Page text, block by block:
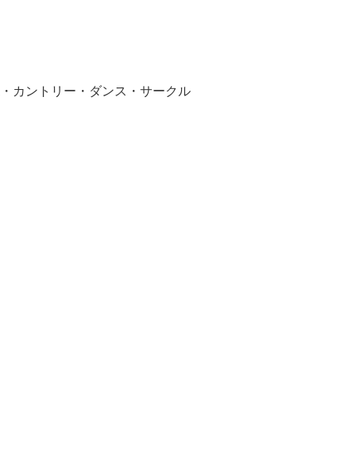
カントリー・ダンス・サークル